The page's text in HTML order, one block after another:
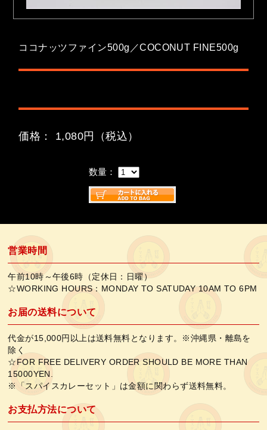
ココナッツファイン500g／COCONUT FINE500g
価格： 1,080円（税込）
数量：
営業時間
午前10時～午後6時（定休日：日曜）
☆WORKING HOURS：MONDAY TO SATUDAY 10AM TO 6PM
お届の送料について
代金が15,000円以上は送料無料となります。※沖縄県・離島を
除く
☆FOR FREE DELIVERY ORDER SHOULD BE MORE THAN
15000YEN.
※「スパイスカレーセット」は金額に関わらず送料無料。
お支払方法について